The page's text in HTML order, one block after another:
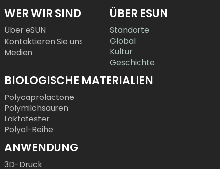
WER WIR SIND
Über eSUN
Kontaktieren Sie uns
Medien
ÜBER ESUN
Standorte
Global
Kultur
Geschichte
BIOLOGISCHE MATERIALIEN
Polycaprolactone
Polymilchsäuren
Laktatester
Polyol-Reihe
ANWENDUNG
3D-Druck